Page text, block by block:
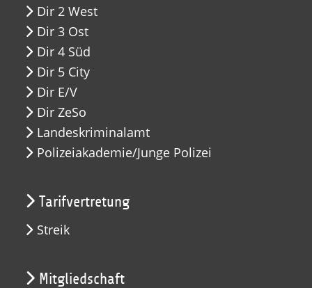
Dir 2 West
Dir 3 Ost
Dir 4 Süd
Dir 5 City
Dir E/V
Dir ZeSo
Landeskriminalamt
Polizeiakademie/Junge Polizei
Tarifvertretung
Streik
Mitgliedschaft